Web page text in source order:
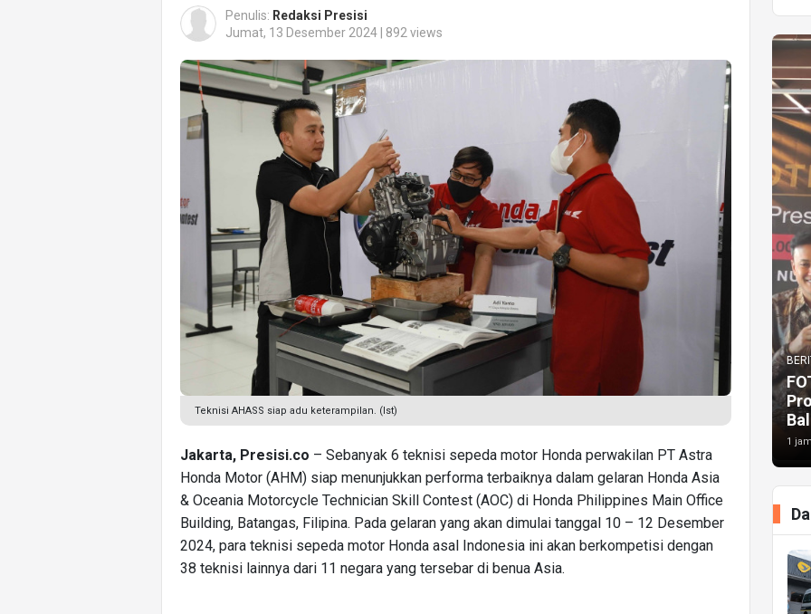
Penulis: Redaksi Presisi
Jumat, 13 Desember 2024 | 892 views
Teknisi AHASS siap adu keterampilan. (Ist)
Jakarta, Presisi.co – Sebanyak 6 teknisi sepeda motor Honda perwakilan PT Astra
Honda Motor (AHM) siap menunjukkan performa terbaiknya dalam gelaran Honda Asia
& Oceania Motorcycle Technician Skill Contest (AOC) di Honda Philippines Main Office
Building, Batangas, Filipina. Pada gelaran yang akan dimulai tanggal 10 – 12 Desember
2024, para teknisi sepeda motor Honda asal Indonesia ini akan berkompetisi dengan
38 teknisi lainnya dari 11 negara yang tersebar di benua Asia.
1